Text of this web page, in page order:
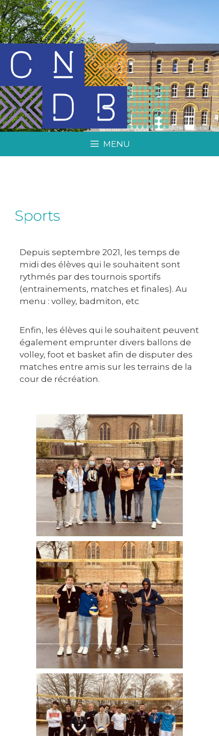
MENU
Sports
Depuis septembre 2021, les temps de
midi des élèves qui le souhaitent sont
rythmés par des tournois sportifs
(entrainements, matches et finales). Au
menu : volley, badmiton, etc
Enfin, les élèves qui le souhaitent peuvent
également emprunter divers ballons de
volley, foot et basket afin de disputer des
matches entre amis sur les terrains de la
cour de récréation.